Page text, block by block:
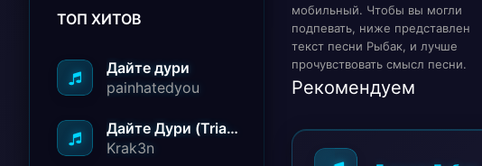
ТОП ХИТОВ
Дайте дури
painhatedyou
Дайте Дури (Triad Remix)
Krak3n
мобильный. Чтобы вы могли
подпевать, ниже представлен
текст песни Рыбак, и лучше
прочувствовать смысл песни.
Рекомендуем